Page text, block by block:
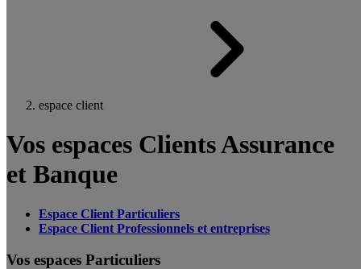
espace client
Vos espaces Clients Assurance
et Banque
Espace Client Particuliers
Espace Client Professionnels et entreprises
Vos espaces Particuliers